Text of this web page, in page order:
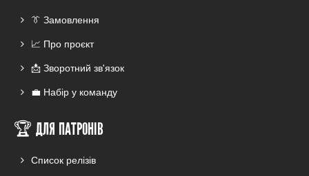
👔 Замовлення
📈 Про проєкт
📩 Зворотний зв'язок
💼 Набір у команду
🏆 ДЛЯ ПАТРОНІВ
Список релізів